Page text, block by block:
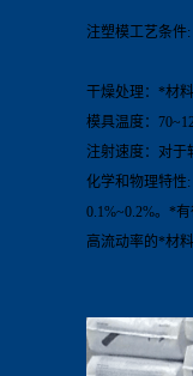
注塑模工艺条件:
干燥处理：*材
模具温度：
注射速度：对于
化学和物理特性
0.1%~0.2%。*
高流动率的*材